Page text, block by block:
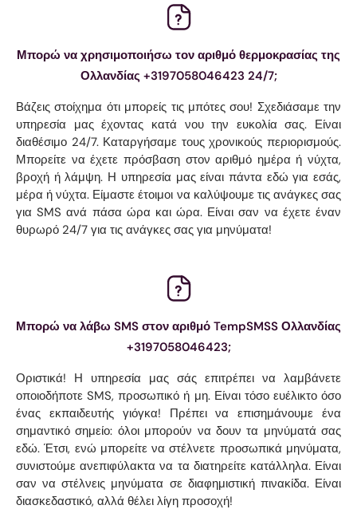
Μπορώ να χρησιμοποιήσω τον αριθμό θερμοκρασίας της
Ολλανδίας +3197058046423 24/7;
Βάζεις στοίχημα ότι μπορείς τις μπότες σου! Σχεδιάσαμε την
υπηρεσία μας έχοντας κατά νου την ευκολία σας. Είναι
διαθέσιμο 24/7. Καταργήσαμε τους χρονικούς περιορισμούς.
Μπορείτε να έχετε πρόσβαση στον αριθμό ημέρα ή νύχτα,
βροχή ή λάμψη. Η υπηρεσία μας είναι πάντα εδώ για εσάς,
μέρα ή νύχτα. Είμαστε έτοιμοι να καλύψουμε τις ανάγκες σας
για SMS ανά πάσα ώρα και ώρα. Είναι σαν να έχετε έναν
θυρωρό 24/7 για τις ανάγκες σας για μηνύματα!
Μπορώ να λάβω SMS στον αριθμό TempSMSS Ολλανδίας
+3197058046423;
Οριστικά! Η υπηρεσία μας σάς επιτρέπει να λαμβάνετε
οποιοδήποτε SMS, προσωπικό ή μη. Είναι τόσο ευέλικτο όσο
ένας εκπαιδευτής γιόγκα! Πρέπει να επισημάνουμε ένα
σημαντικό σημείο: όλοι μπορούν να δουν τα μηνύματά σας
εδώ. Έτσι, ενώ μπορείτε να στέλνετε προσωπικά μηνύματα,
συνιστούμε ανεπιφύλακτα να τα διατηρείτε κατάλληλα. Είναι
σαν να στέλνεις μηνύματα σε διαφημιστική πινακίδα. Είναι
διασκεδαστικό, αλλά θέλει λίγη προσοχή!